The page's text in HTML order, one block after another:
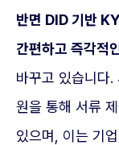
반면 DID 기반
간편하고 즉각적
바꾸고 있습니다
원을 통해 서류
있으며, 이는 기